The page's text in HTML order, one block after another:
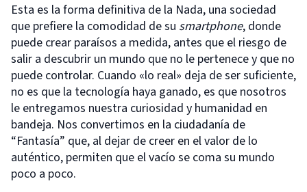
Esta es la forma definitiva de la Nada, una sociedad
que prefiere la comodidad de su smartphone, donde
puede crear paraísos a medida, antes que el riesgo de
salir a descubrir un mundo que no le pertenece y que no
puede controlar. Cuando «lo real» deja de ser suficiente,
no es que la tecnología haya ganado, es que nosotros
le entregamos nuestra curiosidad y humanidad en
bandeja. Nos convertimos en la ciudadanía de
“Fantasía” que, al dejar de creer en el valor de lo
auténtico, permiten que el vacío se coma su mundo
poco a poco.